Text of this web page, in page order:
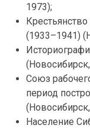
1973);
(1933–1941)
Союз
период
Население